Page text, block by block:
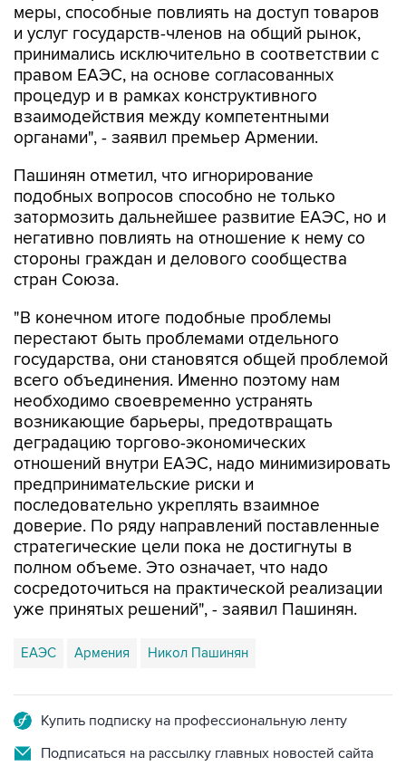
принимались исключительно в соответствии с
правом ЕАЭС, на основе согласованных
процедур и в рамках конструктивного
взаимодействия между компетентными
органами", - заявил премьер Армении.
Пашинян отметил, что игнорирование
затормозить дальнейшее развитие ЕАЭС, но и
негативно повлиять на отношение к нему со
стороны граждан и делового сообщества
стран Союза.
"В конечном итоге подобные проблемы
государства, они становятся общей проблемой
всего объединения. Именно поэтому нам
необходимо своевременно устранять
возникающие барьеры, предотвращать
деградацию торгово-экономических
отношений внутри ЕАЭС, надо минимизировать
предпринимательские риски и
последовательно укреплять взаимное
доверие. По ряду направлений поставленные
стратегические цели пока не достигнуты в
полном объеме. Это означает, что надо
сосредоточиться на практической реализации
уже принятых решений", - заявил Пашинян.
ЕАЭС Армения Никол Пашинян
Подписаться на рассылку главных новостей сайта
Получать оперативные новости в официальном